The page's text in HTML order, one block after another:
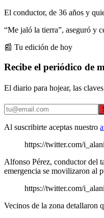
El conductor, de 36 años y
“Me jaló la tierra”, aseguró y
📰 Tu edición de hoy
Recibe el periódico de
El diario para hojear, las
Al suscribirte aceptas nuestro
https://twitter.com/
Alfonso Pérez, conductor del
emergencia se movilizaron al
https://twitter.com/
Vecinos de la zona detallaron